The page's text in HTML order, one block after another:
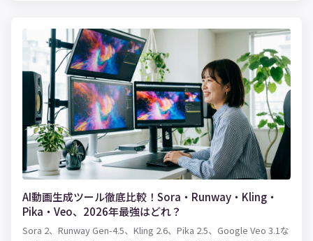
に務めるのは、およそ商品を扱う企業にとっては共通の使命とも
いえるのでしょう。 適性な在庫水準を保つために必要となるのが
在庫管理表です。 実際に、紙での在庫管理をしていることも少な
くないと思いますが、扱う商品などのアイテム数が多い場合、紙
の在庫管理表では管理しきれなくなる可能性も出てきます。そこ
で便利でかつ的確な在庫管理を可能にするのが、Excelです。 本記
事では、Excelを活用した在庫管理の方法について、在庫管理のや
り方、表の作り方、使える関数をまとめてご紹介します！
AI動画生成ツール徹底比較！Sora・Runway・Kling・
Pika・Veo、2026年最強はどれ？
Sora 2、Runway Gen-4.5、Kling 2.6、Pika 2.5、Google Veo 3.1な